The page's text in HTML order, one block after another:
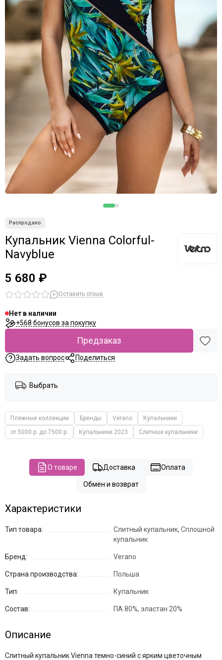
Купальник Vienna Colorful-
Navyblue
5 680 ₽
Оставить отзыв
Нет в наличии
+568 бонусов за покупку
Предзаказ
Задать вопрос Поделиться
Выбрать
Пляжные коллекции Бренды Verano
Купальники
от 5000 р. до 7500 р.
Купальники 2023 Слитные купальники
О товаре Доставка Оплата
Обмен и возврат
Характеристики
Тип товара:
Слитный купальник, Сплошной
купальник
Бренд: Verano
Страна производства: Польша
Тип: Купальник
Состав: ПА 80%, эластан 20%
Описание
Слитный купальник Vienna темно-синий с ярким цветочным